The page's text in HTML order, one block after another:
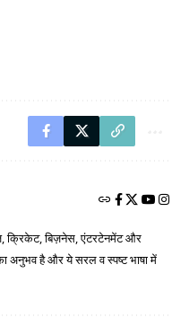
क्रिकेट, बिज़नेस, एंटरटेनमेंट और
अनुभव है और ये सरल व स्पष्ट भाषा में